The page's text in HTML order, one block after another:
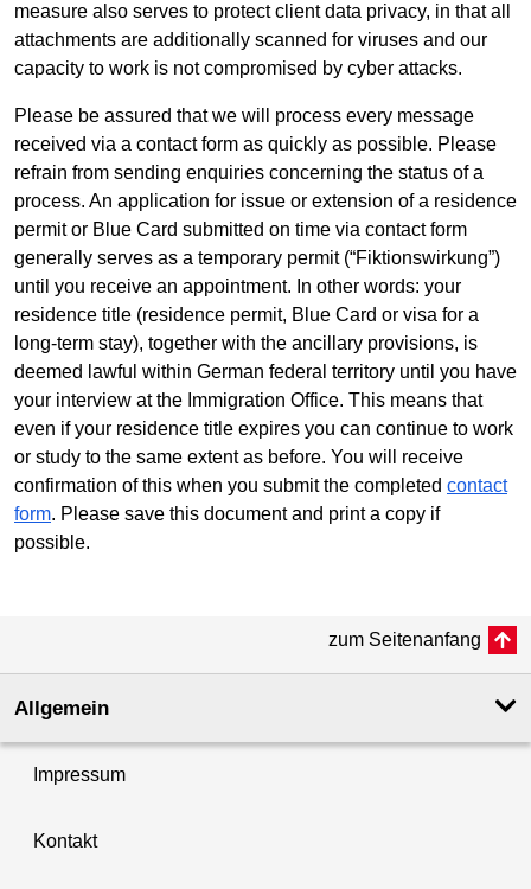
measure also serves to protect client data privacy, in that all
attachments are additionally scanned for viruses and our
capacity to work is not compromised by cyber attacks.
Please be assured that we will process every message
received via a contact form as quickly as possible. Please
refrain from sending enquiries concerning the status of a
process. An application for issue or extension of a residence
permit or Blue Card submitted on time via contact form
generally serves as a temporary permit (“Fiktionswirkung”)
until you receive an appointment. In other words: your
residence title (residence permit, Blue Card or visa for a
long-term stay), together with the ancillary provisions, is
deemed lawful within German federal territory until you have
your interview at the Immigration Office. This means that
even if your residence title expires you can continue to work
or study to the same extent as before. You will receive
confirmation of this when you submit the completed contact
form. Please save this document and print a copy if
possible.
zum Seitenanfang
Allgemein
Impressum
Kontakt